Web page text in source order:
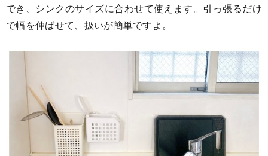
でき、シンクのサイズに合わせて使えます。引っ張るだけ
で幅を伸ばせて、扱いが簡単ですよ。